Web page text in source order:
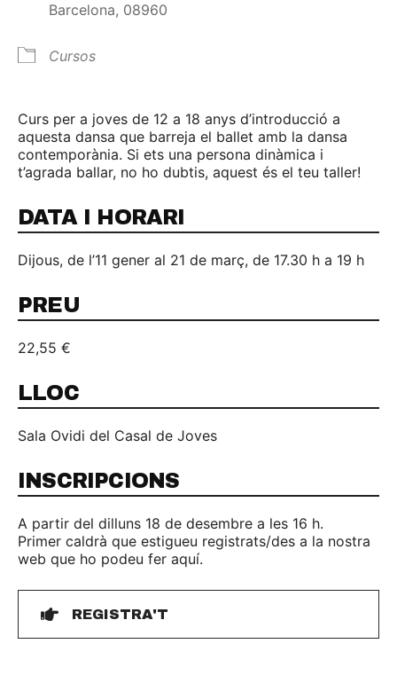
Barcelona, 08960
Cursos
Curs per a joves de 12 a 18 anys d’introducció a
aquesta dansa que barreja el ballet amb la dansa
contemporània. Si ets una persona dinàmica i
t’agrada ballar, no ho dubtis, aquest és el teu taller!
DATA I HORARI
Dijous, de l’11 gener al 21 de març, de 17.30 h a 19 h
PREU
22,55 €
LLOC
Sala Ovidi del Casal de Joves
INSCRIPCIONS
A partir del dilluns 18 de desembre a les 16 h.
Primer caldrà que estigueu registrats/des a la nostra
web que ho podeu fer aquí.
REGISTRA'T